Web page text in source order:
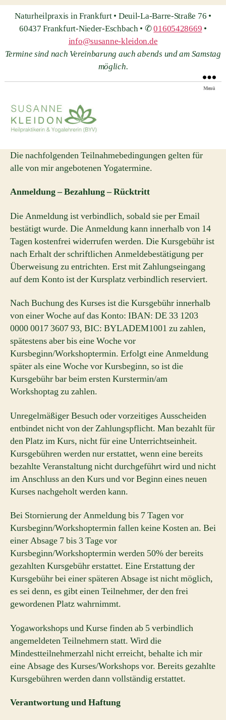
Naturheilpraxis in Frankfurt • Deuil-La-Barre-Straße 76 •
60437 Frankfurt-Nieder-Eschbach • ✆01605428669 •
info@susanne-kleidon.de
Termine sind nach Vereinbarung auch abends und am Samstag
möglich.
Susanne
Kleidon
Menü
Die nachfolgenden Teilnahmebedingungen gelten für
alle von mir angebotenen Yogatermine.
Anmeldung – Bezahlung – Rücktritt
Die Anmeldung ist verbindlich, sobald sie per Email
bestätigt wurde. Die Anmeldung kann innerhalb von 14
Tagen kostenfrei widerrufen werden. Die Kursgebühr ist
nach Erhalt der schriftlichen Anmeldebestätigung per
Überweisung zu entrichten. Erst mit Zahlungseingang
auf dem Konto ist der Kursplatz verbindlich reserviert.
Nach Buchung des Kurses ist die Kursgebühr innerhalb
von einer Woche auf das Konto: IBAN: DE 33 1203
0000 0017 3607 93, BIC: BYLADEM1001 zu zahlen,
spätestens aber bis eine Woche vor
Kursbeginn/Workshoptermin. Erfolgt eine Anmeldung
später als eine Woche vor Kursbeginn, so ist die
Kursgebühr bar beim ersten Kurstermin/am
Workshoptag zu zahlen.
Unregelmäßiger Besuch oder vorzeitiges Ausscheiden
entbindet nicht von der Zahlungspflicht. Man bezahlt für
den Platz im Kurs, nicht für eine Unterrichtseinheit.
Kursgebühren werden nur erstattet, wenn eine bereits
bezahlte Veranstaltung nicht durchgeführt wird und nicht
im Anschluss an den Kurs und vor Beginn eines neuen
Kurses nachgeholt werden kann.
Bei Stornierung der Anmeldung bis 7 Tagen vor
Kursbeginn/Workshoptermin fallen keine Kosten an. Bei
einer Absage 7 bis 3 Tage vor
Kursbeginn/Workshoptermin werden 50% der bereits
gezahlten Kursgebühr erstattet. Eine Erstattung der
Kursgebühr bei einer späteren Absage ist nicht möglich,
es sei denn, es gibt einen Teilnehmer, der den frei
gewordenen Platz wahrnimmt.
Yogaworkshops und Kurse finden ab 5 verbindlich
angemeldeten Teilnehmern statt. Wird die
Mindestteilnehmerzahl nicht erreicht, behalte ich mir
eine Absage des Kurses/Workshops vor. Bereits gezahlte
Kursgebühren werden dann vollständig erstattet.
Verantwortung und Haftung